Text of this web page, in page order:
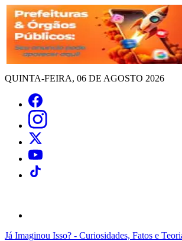
QUINTA-FEIRA, 06 DE AGOSTO 2026
Já Imaginou Isso? - Curiosidades, Fatos e